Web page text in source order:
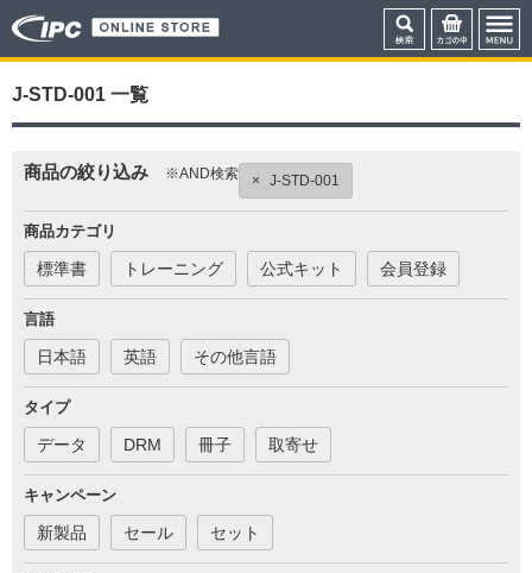
J-STD-001 一覧
商品の絞り込み ※AND検索 × J-STD-001
商品カテゴリ
標準書 トレーニング 公式キット 会員登録
言語
日本語 英語 その他言語
タイプ
データ DRM 冊子 取寄せ
キャンペーン
新製品 セール セット